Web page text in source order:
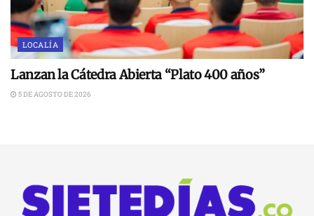
LOCALÍA
Lanzan la Cátedra Abierta “Plato 400 años”
5 DE AGOSTO DE 2026